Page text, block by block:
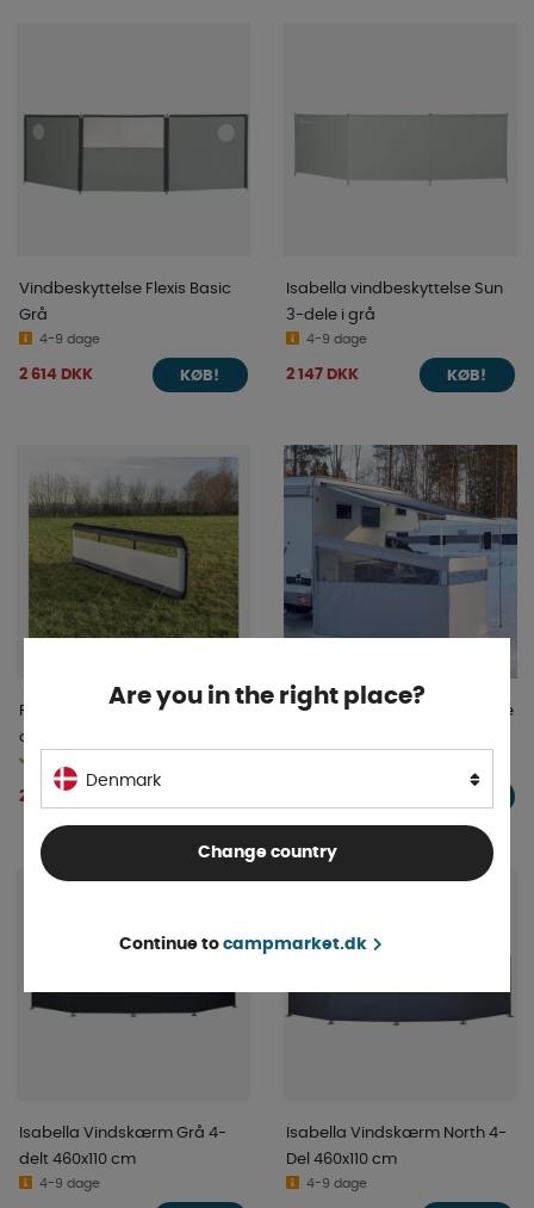
Vindbeskyttelse Flexis Basic
Grå
4-9 dage
2 614 DKK KØB!
Isabella vindbeskyttelse Sun
3-dele i grå
4-9 dage
2 147 DKK KØB!
Proplus Læskærm,
oppustelig, 480x140 cm
2 688 DKK
Svenska-Tält Vindbeskyttelse
Isabella Vindskærm Grå 4-
delt 460x110 cm
4-9 dage
Isabella Vindskærm North 4-
Del 460x110 cm
4-9 dage
Are you in the right place?
Denmark
Change country
Continue to campmarket.dk